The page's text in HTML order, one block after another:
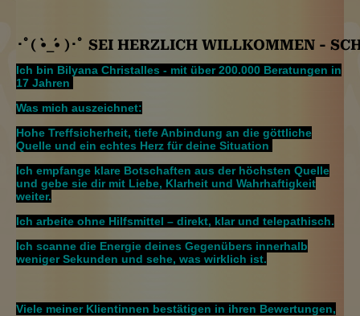
･ﾟ️( •̀_•́ )️･ﾟ SEI HERZLICH WILLKOMMEN -
Ich bin Bilyana Christalles - mit über 200.000 Beratungen in
17 Jahren
Was mich auszeichnet:
Hohe Treffsicherheit, tiefe Anbindung an die göttliche
Quelle und ein echtes Herz für deine Situation
Ich empfange klare Botschaften aus der höchsten Quelle
und gebe sie dir mit Liebe, Klarheit und Wahrhaftigkeit
weiter.
Ich arbeite ohne Hilfsmittel – direkt, klar und telepathisch.
Ich scanne die Energie deines Gegenübers innerhalb
weniger Sekunden und sehe, was wirklich ist.
Viele meiner Klientinnen bestätigen in ihren Bewertungen,